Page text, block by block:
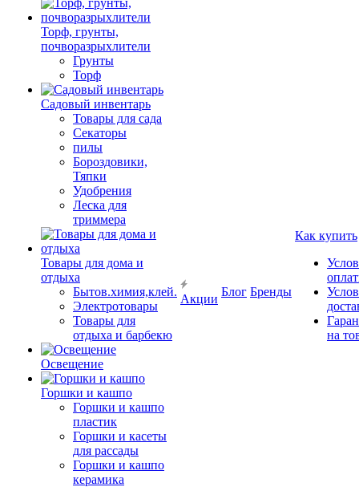
Торф, грунты,
почворазрыхлители
Грунты
Торф
Садовый инвентарь
Товары для сада
Секаторы
пилы
Бороздовики,
Тяпки
Удобрения
Леска для
триммера
Товары для дома и
отдыха
Бытов.химия,клей.
Электротовары
Товары для
отдыха и барбекю
Освещение
Горшки и кашпо
Горшки и кашпо
пластик
Горшки и касеты
для рассады
Горшки и кашпо
керамика
Акции
Блог Бренды
Как купить
на